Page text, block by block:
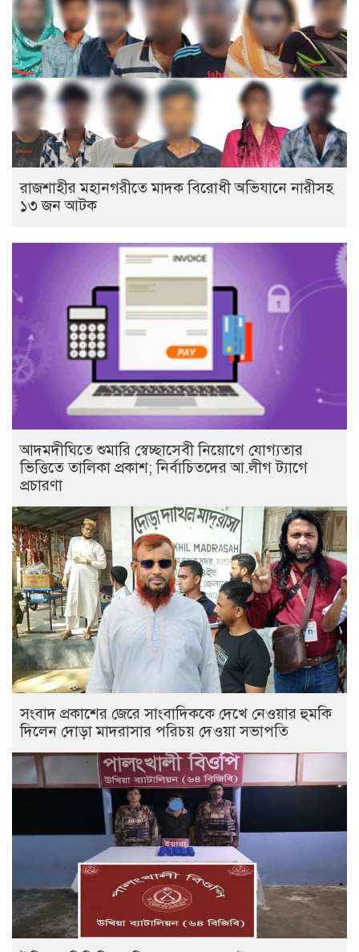
রাজশাহীর মহানগরীতে মাদক বিরোধী অভিযানে নারীসহ
১৩ জন আটক
আদমদীঘিতে শুমারি স্বেচ্ছাসেবী নিয়োগে যোগ্যতার
ভিত্তিতে তালিকা প্রকাশ; নির্বাচিতদের আ.লীগ ট্যাগে
প্রচারণা
সংবাদ প্রকাশের জেরে সাংবাদিককে দেখে নেওয়ার হুমকি
দিলেন দোড়া মাদরাসার পরিচয় দেওয়া সভাপতি